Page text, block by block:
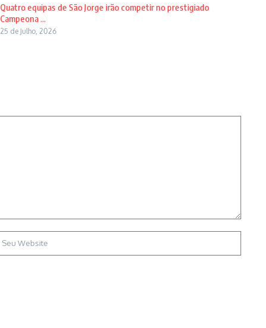
Quatro equipas de São Jorge irão competir no prestigiado
Campeona ...
25 de Julho, 2026